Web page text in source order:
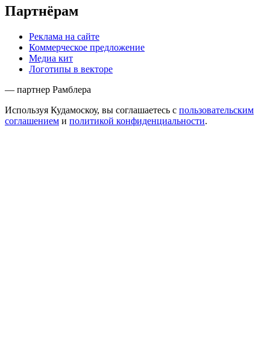
Партнёрам
Реклама на сайте
Коммерческое предложение
Медиа кит
Логотипы в векторе
— партнер Рамблера
Используя Кудамоскоу, вы соглашаетесь с пользовательским
соглашением и политикой конфиденциальности.